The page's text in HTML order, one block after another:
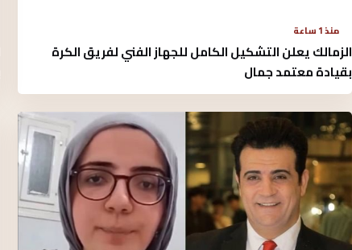
منذ 1 ساعة
الزمالك يعلن التشكيل الكامل للجهاز الفني لفريق الكرة
بقيادة معتمد جمال